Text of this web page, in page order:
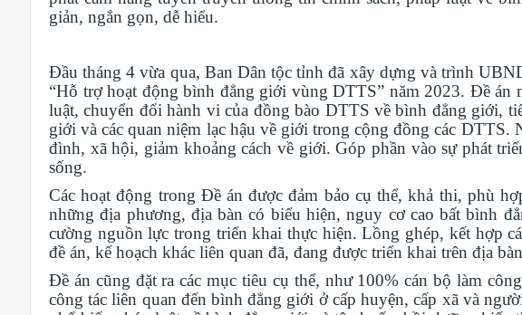
giản, ngắn gọn, dễ hiểu.
Đầu tháng 4 vừa qua, Ban Dân tộc tỉnh đã xây dựng và trình
“Hỗ trợ hoạt động bình đẳng giới vùng DTTS” năm 2023. Đề án
luật, chuyển đổi hành vi của đồng bào DTTS về bình đẳng giới,
giới và các quan niệm lạc hậu về giới trong cộng đồng các
đình, xã hội, giảm khoảng cách về giới. Góp phần vào sự phát
sống.
Các hoạt động trong Đề án được đảm bảo cụ thể, khả thi, phù
những địa phương, địa bàn có biểu hiện, nguy cơ cao bất bình
cường nguồn lực trong triển khai thực hiện. Lồng ghép, kết hợp
đề án, kế hoạch khác liên quan đã, đang được triển khai trên địa
Đề án cũng đặt ra các mục tiêu cụ thể, như 100% cán bộ làm
công tác liên quan đến bình đẳng giới ở cấp huyện, cấp xã và